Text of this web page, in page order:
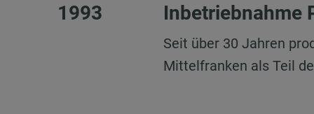
1993 Inbetriebnahme
Seit über 30 Jahren
Mittelfranken als Teil